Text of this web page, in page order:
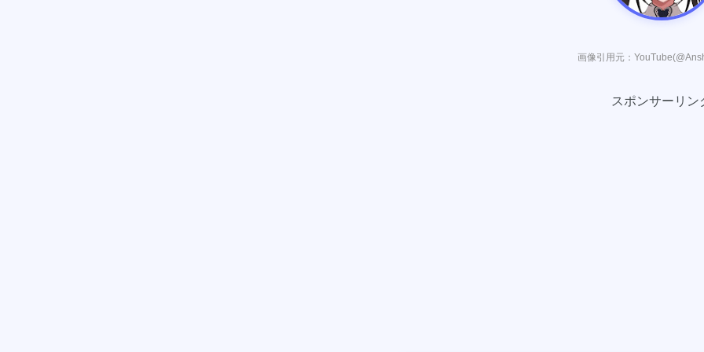
画像引用元：
スポンサーリン